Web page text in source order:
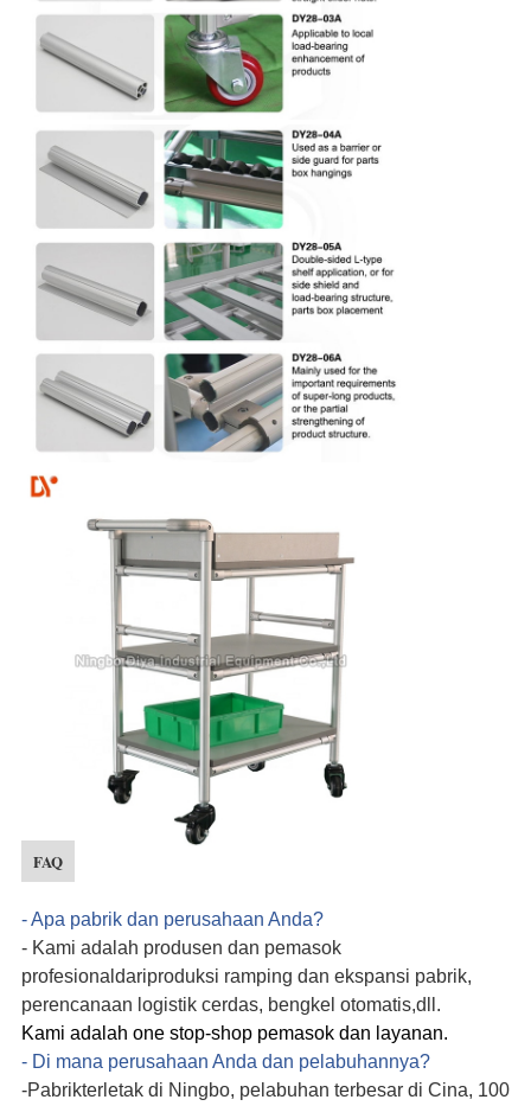
FAQ
- Apa pabrik dan perusahaan Anda?
- Kami adalah produsen dan pemasok
profesional dariproduksi ramping dan ekspansi pabrik,
perencanaan logistik cerdas, bengkel otomatis,dll.
Kami adalah one stop-shop pemasok dan layanan.
- Di mana perusahaan Anda dan pelabuhannya?
-Pabrikterletak di Ningbo, pelabuhan terbesar di Cina, 100